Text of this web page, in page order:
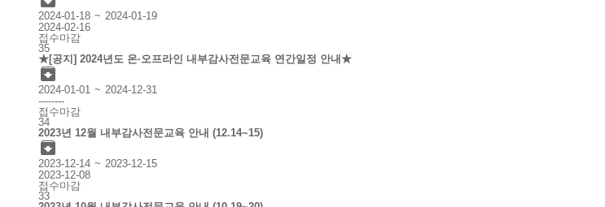
2024-01-18
2024-01-19
2024-02-16
접수마감
35
★[공지] 2024년도 온·오프라인 내부감사전문교육 연간일정 안내★

2024-01-01
2024-12-31
--------
접수마감
34
2023년 12월 내부감사전문교육 안내 (12.14~15)

2023-12-14
2023-12-15
2023-12-08
접수마감
33